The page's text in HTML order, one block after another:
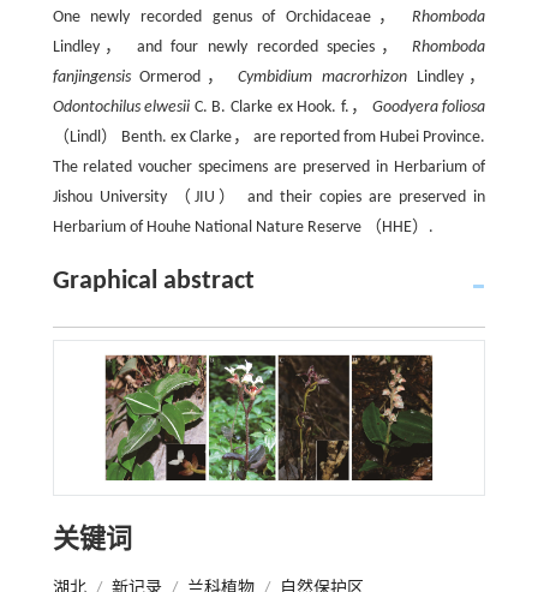
One newly recorded genus of Orchidaceae，Rhomboda
Lindley， and four newly recorded species，Rhomboda
fanjingensisOrmerod，Cymbidium macrorhizon Lindley，
Odontochilus elwesii C. B. Clarke ex Hook. f.， Goodyera foliosa
（Lindl） Benth. ex Clarke， are reported from Hubei Province.
The related voucher specimens are preserved in Herbarium of
Jishou University （JIU） and their copies are preserved in
Herbarium of Houhe National Nature Reserve （HHE）.
Graphical abstract
关键词